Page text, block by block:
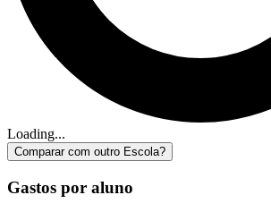
Loading...
Comparar com outro Escola?
Gastos por aluno